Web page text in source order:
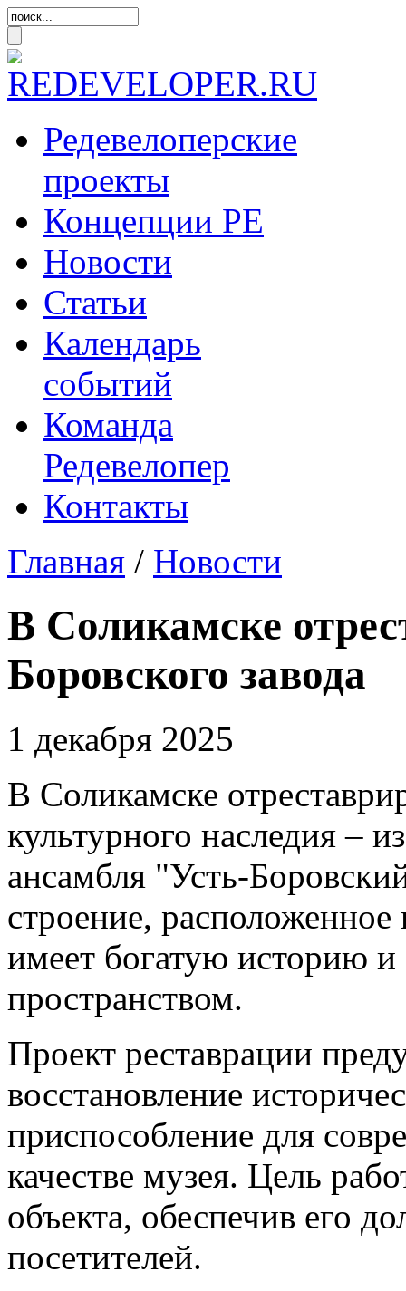
Редевелоперские
проекты
Концепции РЕ
Новости
Статьи
Календарь
событий
Команда
Редевелопер
Контакты
Главная / Новости
В Соликамске
Боровского завода
1 декабря 2025
В Соликамске
культурного наследия –
ансамбля "Усть-
строение, расположенное
имеет богатую историю
пространством.
Проект реставрации
восстановление
приспособление для
качестве музея. Цель
объекта, обеспечив его
посетителей.